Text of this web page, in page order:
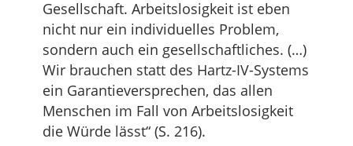
Gesellschaft. Arbeitslosigkeit ist eben
nicht nur ein individuelles Problem,
sondern auch ein gesellschaftliches. (…)
Wir brauchen statt des Hartz-IV-Systems
ein Garantieversprechen, das allen
Menschen im Fall von Arbeitslosigkeit
die Würde lässt“ (S. 216).